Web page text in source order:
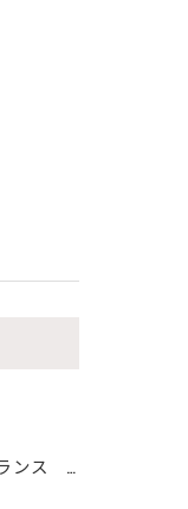
本日、ニューバランス M990UA5 27.5cm